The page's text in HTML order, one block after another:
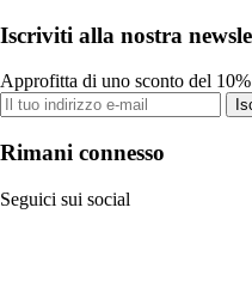
Iscriviti alla nostra
Approfitta di uno sconto del
Rimani connesso
Seguici sui social